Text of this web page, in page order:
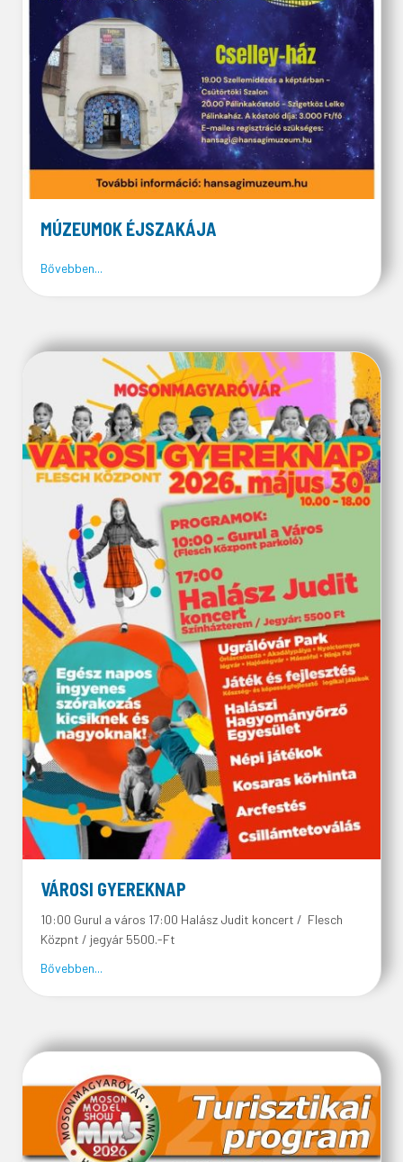
MÚZEUMOK ÉJSZAKÁJA
Bővebben...
VÁROSI GYEREKNAP
10:00 Gurul a város 17:00 Halász Judit koncert / Flesch
Közpnt / jegyár 5500.-Ft
Bővebben...